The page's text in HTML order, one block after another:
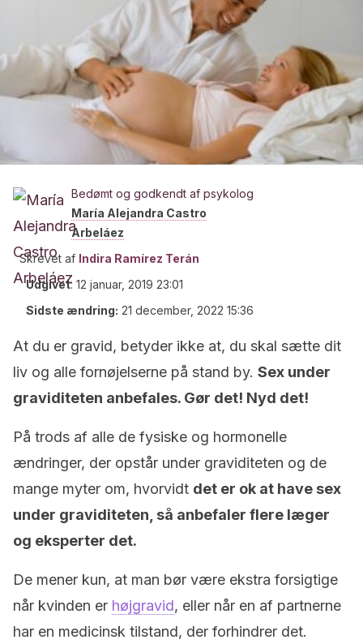
Bedømt og godkendt af psykolog
María Alejandra Castro
Arbeláez
Skrevet af Indira Ramírez Terán
Udgivet: 12 januar, 2019 23:01
Sidste ændring: 21 december, 2022 15:36
At du er gravid, betyder ikke at, du skal sætte dit
liv og alle fornøjelserne på stand by. Sex under
graviditeten anbefales. Gør det! Nyd det!
På trods af alle de fysiske og hormonelle
ændringer, der opstår under graviditeten og de
mange myter om, hvorvidt det er ok at have sex
under graviditeten, så anbefaler flere læger
og eksperter det.
De mener kun, at man bør være ekstra forsigtige
når kvinden er højgravid, eller når en af partnerne
har en medicinsk tilstand, der forhindrer det.